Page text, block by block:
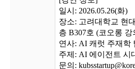
일시: 2026.05.26(화)
장소: 고려대학교 현
층 B307호 (코오롱 강
연사: AI 캐럿 주재학
주제: AI 에이전트 시
문의: